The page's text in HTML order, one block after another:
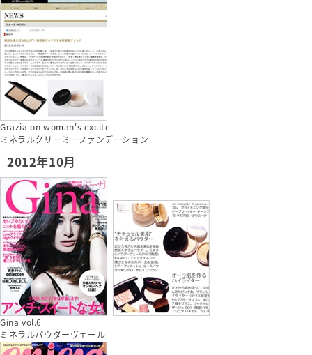
Grazia on woman's excite
ミネラルクリーミーファンデーション
2012年10月
Gina vol.6
ミネラルパウダーヴェール